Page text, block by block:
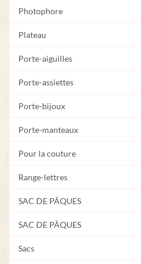
Photophore
Plateau
Porte-aiguilles
Porte-assiettes
Porte-bijoux
Porte-manteaux
Pour la couture
Range-lettres
SAC DE PÂQUES
SAC DE PÂQUES
Sacs